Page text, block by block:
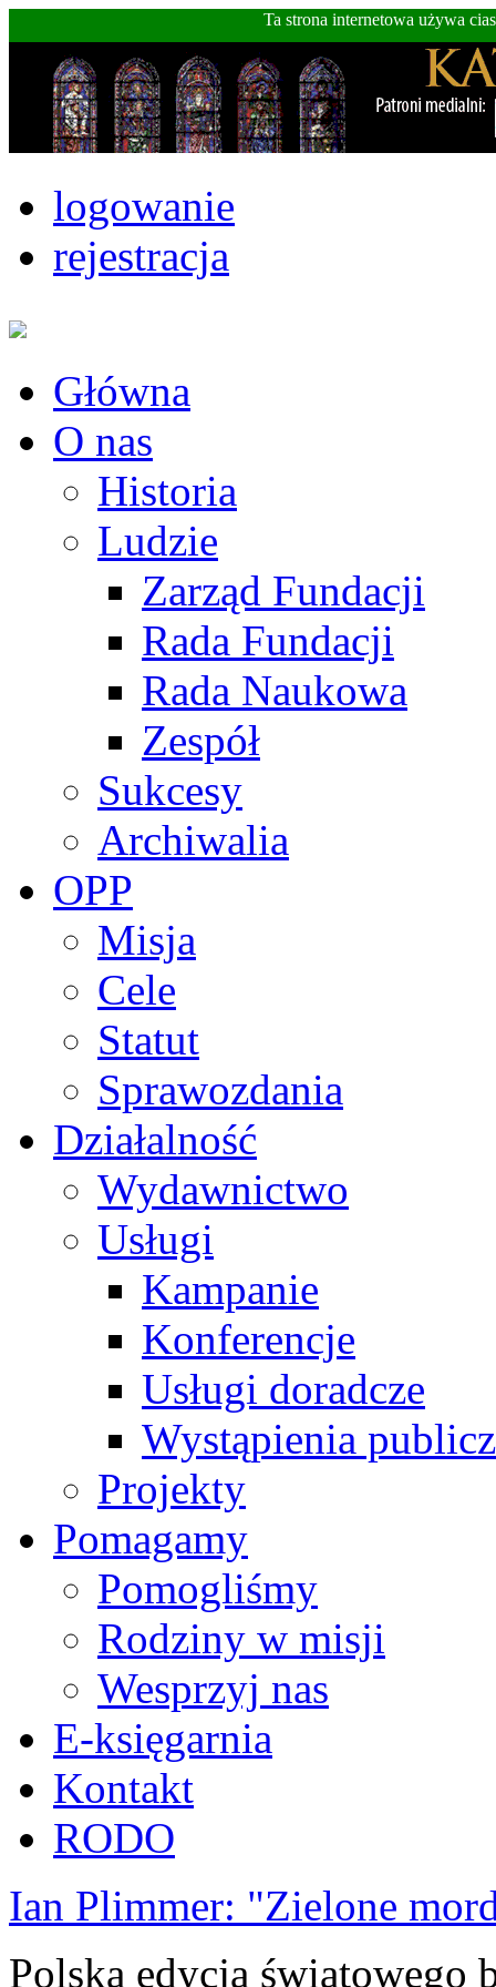
Ta strona internetowa używa
logowanie
rejestracja
Główna
O nas
Historia
Ludzie
Zarząd Fundacji
Rada Fundacji
Rada Naukowa
Zespół
Sukcesy
Archiwalia
OPP
Misja
Cele
Statut
Sprawozdania
Działalność
Wydawnictwo
Usługi
Kampanie
Konferencje
Usługi doradcze
Wystąpienia
Projekty
Pomagamy
Pomogliśmy
Rodziny w misji
Wesprzyj nas
E-księgarnia
Kontakt
RODO
Ian Plimmer: "Zielone
Polska edycja światowego